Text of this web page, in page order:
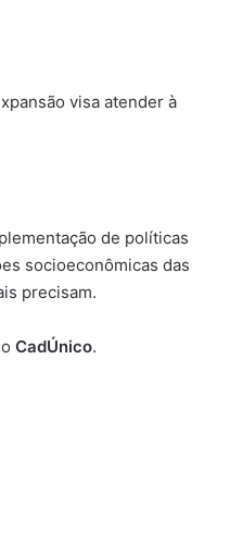
visa atender à
de políticas
socioeconômicas das
precisam.
CadÚnico.